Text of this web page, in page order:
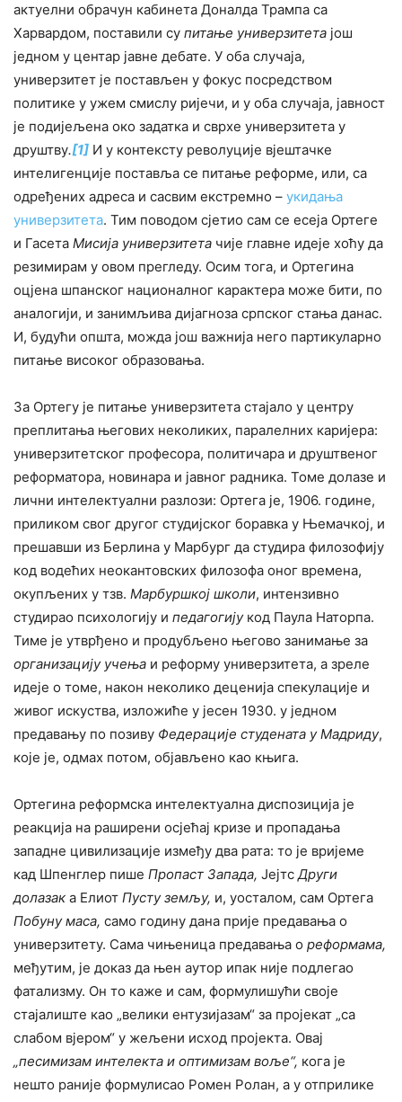
актуелни обрачун кабинета Доналда Трампа са
Харвардом, поставили су питање универзитета још
једном у центар јавне дебате. У оба случаја,
универзитет је постављен у фокус посредством
политике у ужем смислу ријечи, и у оба случаја, јавност
је подијељена око задатка и сврхе универзитета у
друштву.[1] И у контексту револуције вјештачке
интелигенције поставља се питање реформе, или, са
одређених адреса и сасвим екстремно – укидања
универзитета. Тим поводом сјетио сам се есеја Ортеге
и Гасета Мисија универзитета чије главне идеје хоћу да
резимирам у овом прегледу. Осим тога, и Ортегина
оцјена шпанског националног карактера може бити, по
аналогији, и занимљива дијагноза српског стања данас.
И, будући општа, можда још важнија него партикуларно
питање високог образовања.
За Ортегу је питање универзитета стајало у центру
преплитања његових неколиких, паралелних каријера:
универзитетског професора, политичара и друштвеног
реформатора, новинара и јавног радника. Томе долазе и
лични интелектуални разлози: Ортега је, 1906. године,
приликом свог другог студијског боравка у Њемачкој, и
прешавши из Берлина у Марбург да студира филозофију
код водећих неокантовских филозофа оног времена,
окупљених у тзв. Марбуршкој школи, интензивно
студирао психологију и педагогијукод Паула Наторпа.
Тиме је утврђено и продубљено његово занимање за
организацију учења и реформу универзитета, а зреле
идеје о томе, након неколико деценија спекулације и
живог искуства, изложиће у јесен 1930. у једном
предавању по позиву Федерације студената у Мадриду,
које је, одмах потом, објављено као књига.
Ортегина реформска интелектуална диспозиција је
реакција на раширени осјећај кризе и пропадања
западне цивилизације између два рата: то је вријеме
кад Шпенглер пише Пропаст Запада, ЈејтсДруги
долазак а Елиот Пусту земљу, и, уосталом, сам Ортега
Побуну маса, само годину дана прије предавања о
универзитету. Сама чињеница предавања о реформама,
међутим, је доказ да њен аутор ипак није подлегао
фатализму. Он то каже и сам, формулишући своје
стајалиште као „велики ентузијазам“ за пројекат „са
слабом вјером“ у жељени исход пројекта. Овај
„песимизам интелекта и оптимизам воље“, кога је
нешто раније формулисао Ромен Ролан, а у отприлике